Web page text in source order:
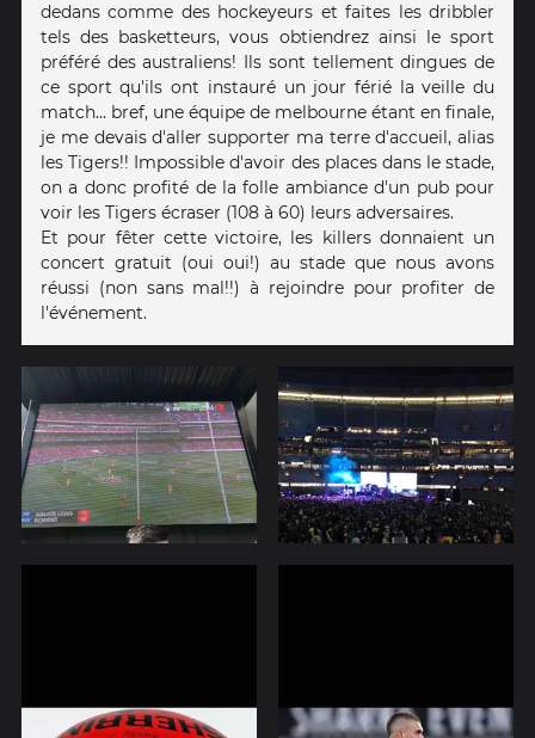
dedans comme des hockeyeurs et faites les dribbler
tels des basketteurs, vous obtiendrez ainsi le sport
préféré des australiens! Ils sont tellement dingues de
ce sport qu'ils ont instauré un jour férié la veille du
match... bref, une équipe de melbourne étant en finale,
je me devais d'aller supporter ma terre d'accueil, alias
les Tigers!! Impossible d'avoir des places dans le stade,
on a donc profité de la folle ambiance d'un pub pour
voir les Tigers écraser (108 à 60) leurs adversaires.
Et pour fêter cette victoire, les killers donnaient un
concert gratuit (oui oui!) au stade que nous avons
réussi (non sans mal!!) à rejoindre pour profiter de
l'événement.